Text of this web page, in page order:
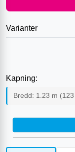
Varianter
Kapning:
Bredd: 1.23 m (123